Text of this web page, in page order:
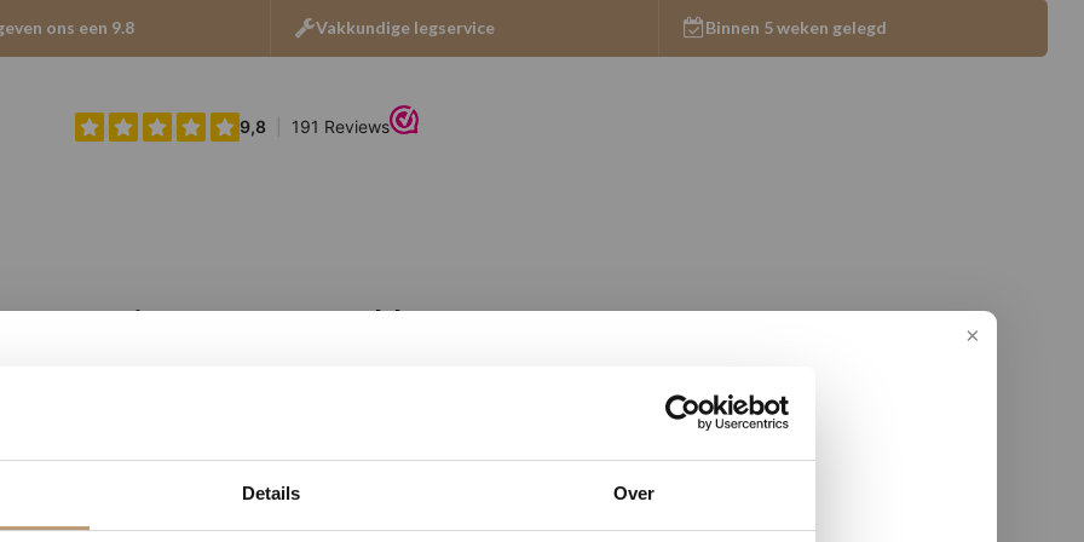
27
Details Over
ons een 9.8 Vakkundige legservice Binnen 5 weken gelegd
Ervaringen van onze klanten
goed
Vloer perfect gelegd, en de service